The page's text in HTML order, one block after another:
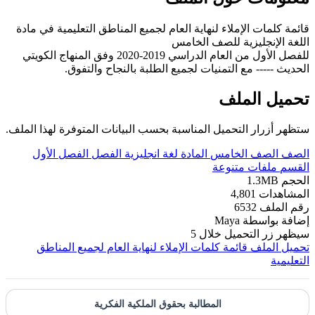
قائمة كلمات الإملاء لنهاية العام لجميع المناطق التعليمية في مادة
اللغة الإنجليزية للصف الخامس
للفصل الأول من العام الدراسي 2019-2020 وفق المنهاج الكويتي
الحديث ----- مع التمنيات لجميع الطلبة بالنجاح والتفوق.
تحميل الملف
ستظهر أزرار التحميل المناسبة بحسب البيانات المتوفرة لهذا الملف.
الصف الصف الخامس المادة لغة انجليزية الفصل
الفصل الأول
القسم ملفات متنوعة
الحجم 1.3MB
المشاهدات 4,801
رقم الملف 6532
إضافة بواسطة Maya
سيظهر زر التحميل خلال 5
تحميل الملف قائمة كلمات الإملاء لنهاية العام لجميع المناطق
التعليمية
المطالبة بحقوق الملكية الفكرية